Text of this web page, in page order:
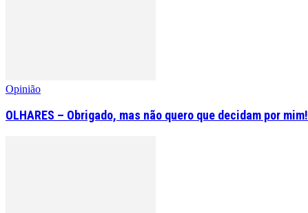
Opinião
OLHARES – Obrigado, mas não quero que decidam por mim!